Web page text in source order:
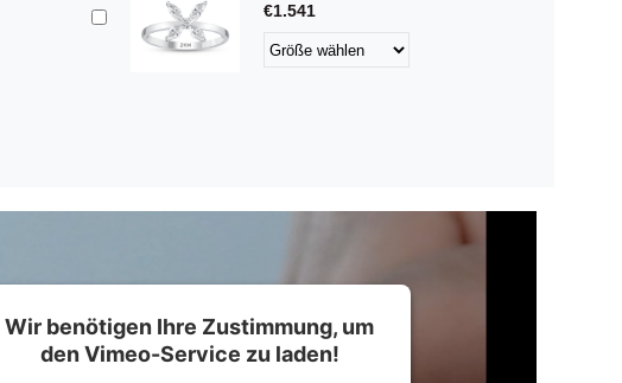
€1.541
Wir benötigen Ihre Zustimmung, um
den Vimeo-Service zu laden!